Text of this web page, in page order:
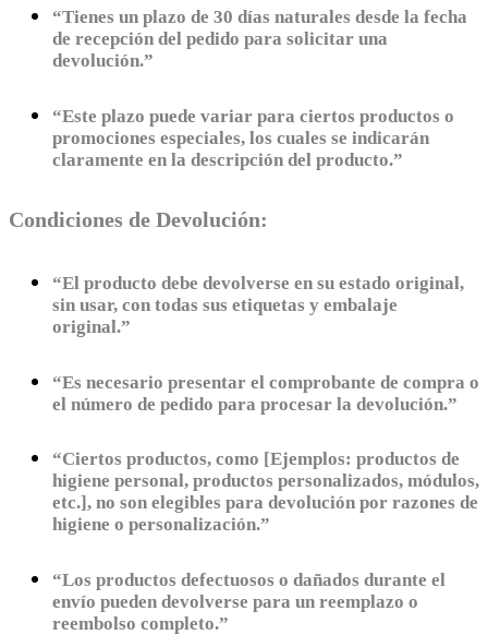
“Tienes un plazo de 30 días naturales desde la fecha
de recepción del pedido para solicitar una
devolución.”
“Este plazo puede variar para ciertos productos o
promociones especiales, los cuales se indicarán
claramente en la descripción del producto.”
Condiciones de Devolución:
“El producto debe devolverse en su estado original,
sin usar, con todas sus etiquetas y embalaje
original.”
“Es necesario presentar el comprobante de compra o
el número de pedido para procesar la devolución.”
“Ciertos productos, como [Ejemplos: productos de
higiene personal, productos personalizados, módulos,
etc.], no son elegibles para devolución por razones de
higiene o personalización.”
“Los productos defectuosos o dañados durante el
envío pueden devolverse para un reemplazo o
reembolso completo.”